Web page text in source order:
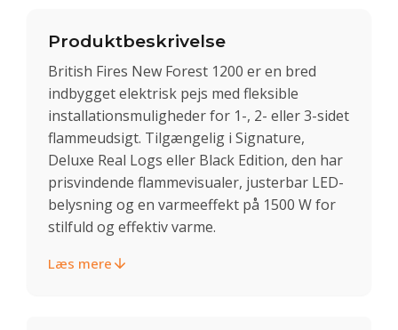
Produktbeskrivelse
British Fires New Forest 1200 er en bred
indbygget elektrisk pejs med fleksible
installationsmuligheder for 1-, 2- eller 3-sidet
flammeudsigt. Tilgængelig i Signature,
Deluxe Real Logs eller Black Edition, den har
prisvindende flammevisualer, justerbar LED-
belysning og en varmeeffekt på 1500 W for
stilfuld og effektiv varme.
Læs mere